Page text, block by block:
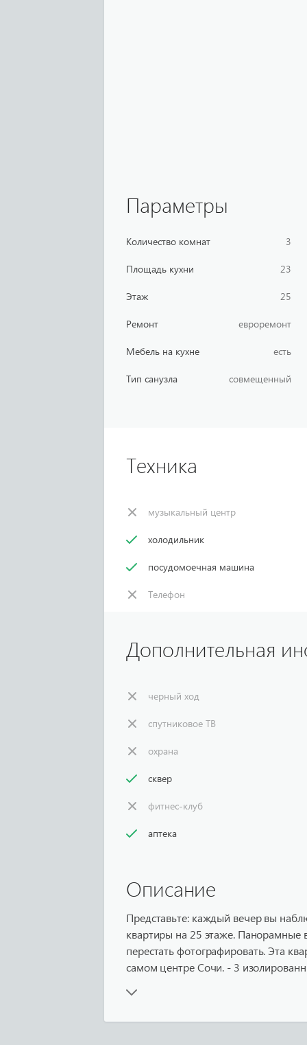
Параметры
Количество комнат 3
Площадь кухни 23
Этаж 25
Ремонт евроремонт
Мебель на кухне есть
Тип санузла совмещенный
Техника
музыкальный центр
холодильник
посудомоечная машина
Телефон
Дополнительная
черный ход
спутниковое ТВ
охрана
сквер
фитнес-клуб
аптека
Описание
Представьте: каждый вечер вы
квартиры на 25 этаже. Панорамные
перестать фотографировать. Эта
самом центре Сочи. - 3